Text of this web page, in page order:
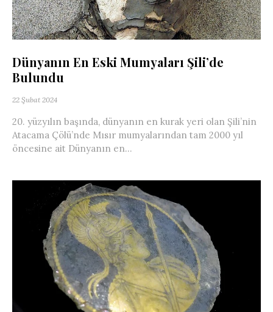
Dünyanın En Eski Mumyaları Şili’de
Bulundu
22 Şubat 2024
20. yüzyılın başında, dünyanın en kurak yeri olan Şili’nin
Atacama Çölü’nde Mısır mumyalarından tam 2000 yıl
öncesine ait Dünyanın en...